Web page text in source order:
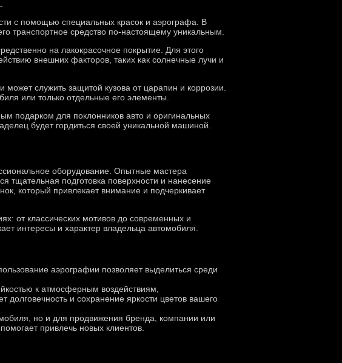
с помощью специальных красок и аэрографа. В
транспортное средство по-настоящему уникальным.
на лакокрасочное покрытие. Для этого
внешних факторов, таких как солнечные лучи и
служить защитой кузова от царапин и коррозии.
или только отдельные его элементы.
подарком для поклонников авто и оригинальных
будет гордиться своей уникальной машиной.
оборудование. Опытные мастера
тщательная подготовка поверхности и нанесение
который привлекает внимание и подчеркивает
от классических мотивов до современных и
интересы и характер владельца автомобиля.
аэрографии позволяет выделиться среди
к атмосферным воздействиям,
и сохранение яркости цветов вашего
но и для продвижения бренда, компании или
привлечь новых клиентов.